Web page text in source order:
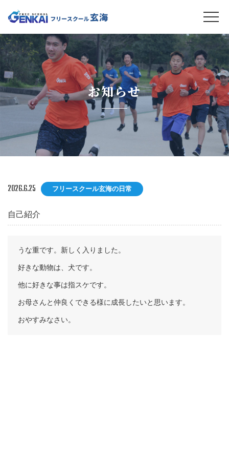
お知らせ
2026.6.25 フリースクール玄海の日常
自己紹介
うな重です。新しく入りました。
好きな動物は、犬です。
他に好きな事は指スケです。
お母さんと仲良くできる様に成長したいと思います。
おやすみなさい。